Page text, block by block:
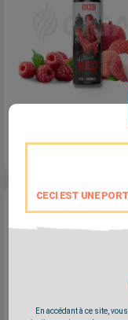
CECI EST UNE
En accédant à ce site,
Kingdom Walking